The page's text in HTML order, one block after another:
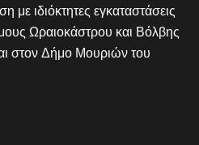
με ιδιόκτητες εγκαταστάσεις
Ωραιοκάστρου και Βόλβης
στον Δήμο Μουριών του